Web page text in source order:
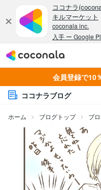
会員登録で10
ココナラブログ
ホーム ブログトップ ブ